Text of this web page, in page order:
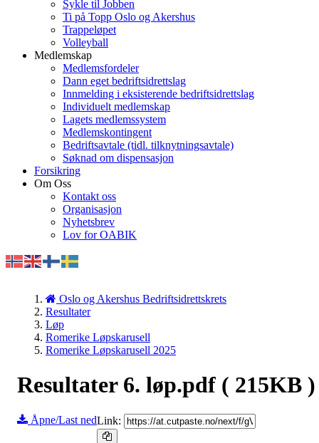
Sykle til Jobben
Ti på Topp Oslo og Akershus
Trappeløpet
Volleyball
Medlemskap
Medlemsfordeler
Dann eget bedriftsidrettslag
Innmelding i eksisterende bedriftsidrettslag
Individuelt medlemskap
Lagets medlemssystem
Medlemskontingent
Bedriftsavtale (tidl. tilknytningsavtale)
Søknad om dispensasjon
Forsikring
Om Oss
Kontakt oss
Organisasjon
Nyhetsbrev
Lov for OABIK
Oslo og Akershus Bedriftsidrettskrets
Resultater
Løp
Romerike Løpskarusell
Romerike Løpskarusell 2025
Resultater 6. løp.pdf ( 215KB )
Åpne/Last nedLink: